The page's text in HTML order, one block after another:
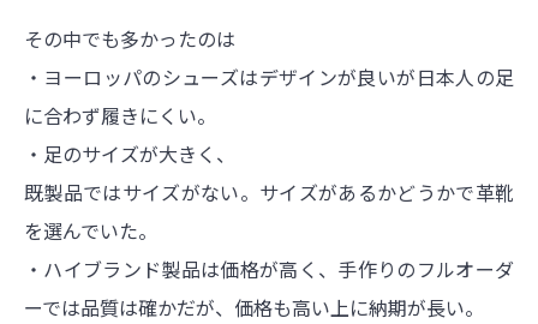
その中でも多かったのは
・ヨーロッパのシューズはデザインが良いが日本人の足
に合わず履きにくい。
・足のサイズが大きく、
既製品ではサイズがない。 サイズがあるかどうかで革靴
を選んでいた。
・ハイブランド製品は価格が高く、手作りのフルオーダ
ーでは品質は確かだが、価格も高い上に納期が長い。